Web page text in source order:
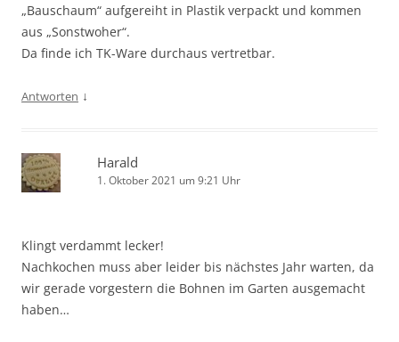
„Bauschaum“ aufgereiht in Plastik verpackt und kommen
aus „Sonstwoher“.
Da finde ich TK-Ware durchaus vertretbar.
Antworten ↓
Harald
1. Oktober 2021 um 9:21 Uhr
Klingt verdammt lecker!
Nachkochen muss aber leider bis nächstes Jahr warten, da
wir gerade vorgestern die Bohnen im Garten ausgemacht
haben…